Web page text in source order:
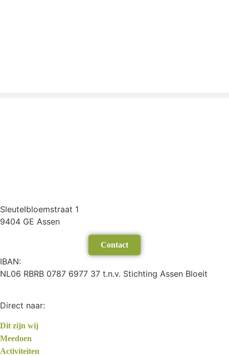
Sleutelbloemstraat 1
9404 GE Assen
Contact
IBAN:
NL06 RBRB 0787 6977 37 t.n.v. Stichting Assen Bloeit
Direct naar:
Dit zijn wij
Meedoen
Activiteiten